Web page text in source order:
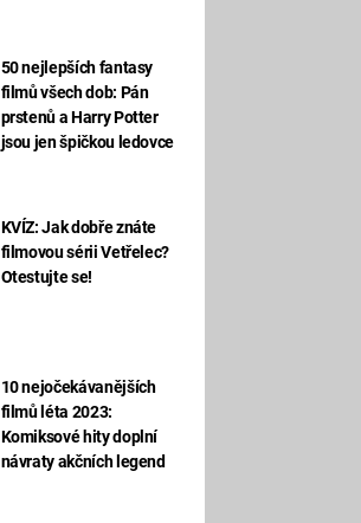
50 nejlepších fantasy
filmů všech dob: Pán
prstenů a Harry Potter
jsou jen špičkou ledovce
KVÍZ: Jak dobře znáte
filmovou sérii Vetřelec?
Otestujte se!
10 nejočekávanějších
filmů léta 2023:
Komiksové hity doplní
návraty akčních legend